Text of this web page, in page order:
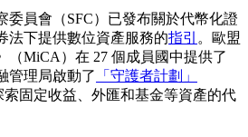
委員會（SFC）已發布關於代幣化證
法下提供數位資產服務的指引 。歐盟
（MiCA）在 27 個成員國中提供了
管理局啟動了
「守護者計劃」
索固定收益、外匯和基金等資產的代